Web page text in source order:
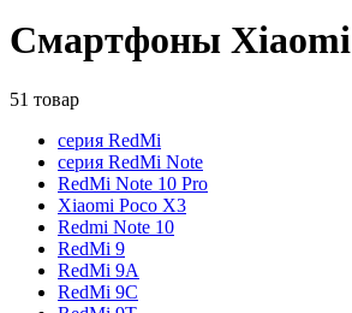
Смартфоны Xiaomi
51 товар
серия RedMi
серия RedMi Note
RedMi Note 10 Pro
Xiaomi Poco X3
Redmi Note 10
RedMi 9
RedMi 9A
RedMi 9C